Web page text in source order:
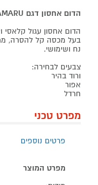
הדום אחסון דגם WHAKAMARU מבית HOMAX
הדום אחסון עגול קלאסי
בעל מכסה קל להסרה,
נח ושימושי.
צבעים לבחירה:
ורוד בהיר
אפור
חרדל
מפרט טכני
פרטים נוספים
מפרט המוצר